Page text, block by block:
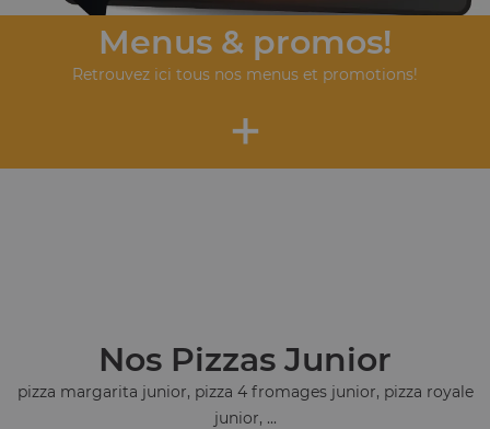
Menus & promos!
Retrouvez ici tous nos menus et promotions!
+
Nos Pizzas Junior
pizza margarita junior, pizza 4 fromages junior, pizza royale
junior, ...